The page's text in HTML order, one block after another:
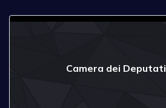
Camera dei Deputati